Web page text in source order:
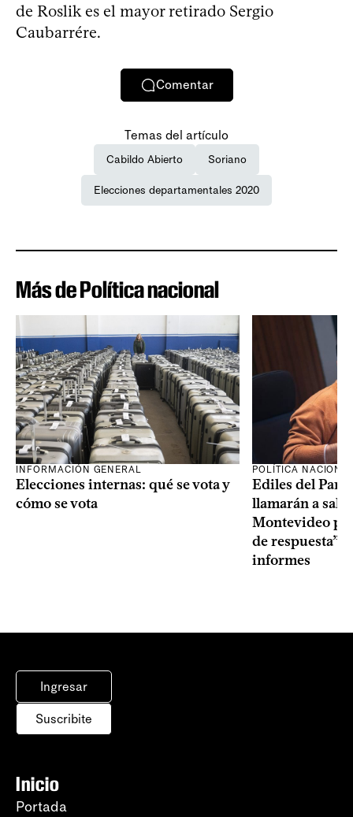
de Roslik es el mayor retirado Sergio
Caubarrére.
Comentar
Temas del artículo
Cabildo Abierto Soriano
Elecciones departamentales 2020
Más de Política nacional
INFORMACIÓN GENERAL
Elecciones internas: qué se vota y
cómo se vota
POLÍTICA
Ediles del
llamarán a sala
Montevideo
de respuesta”
informes
Ingresar
Suscribite
Inicio
Portada